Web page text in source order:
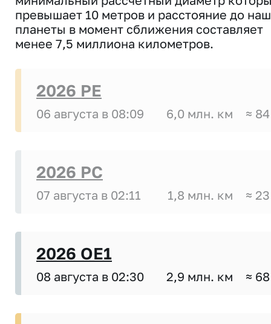
превышает 10 метров и расстояние до
планеты в момент сближения составляет
менее 7,5 миллиона километров.
2026 PE
06 августа в 08:09 6,0 млн. км ≈
2026 PC
07 августа в 02:11 1,8 млн. км ≈
2026 OE1
08 августа в 02:30 2,9 млн. км ≈